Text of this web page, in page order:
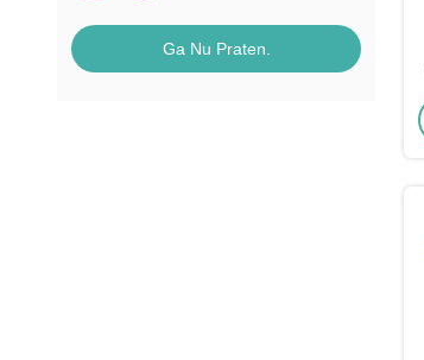
Ga Nu Praten.